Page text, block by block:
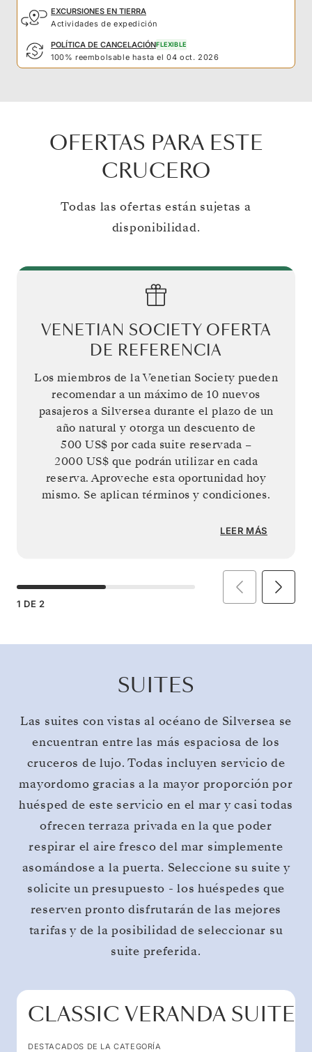
EXCURSIONES EN TIERRA
Actividades de expedición
POLÍTICA DE CANCELACIÓNFLEXIBLE
100% reembolsable hasta el 04 oct. 2026
OFERTAS PARA ESTE
CRUCERO
Todas las ofertas están sujetas a
disponibilidad.
VENETIAN SOCIETY OFERTA
DE REFERENCIA
Los miembros de la Venetian Society pueden
recomendar a un máximo de 10 nuevos
pasajeros a Silversea durante el plazo de un
año natural y otorga un descuento de
500 US$ por cada suite reservada –
2000 US$ que podrán utilizar en cada
reserva. Aproveche esta oportunidad hoy
mismo. Se aplican términos y condiciones.
LEER MÁS
1 DE 2
SUITES
Las suites con vistas al océano de Silversea se
encuentran entre las más espaciosa de los
cruceros de lujo. Todas incluyen servicio de
mayordomo gracias a la mayor proporción por
huésped de este servicio en el mar y casi todas
ofrecen terraza privada en la que poder
respirar el aire fresco del mar simplemente
asomándose a la puerta. Seleccione su suite y
solicite un presupuesto - los huéspedes que
reserven pronto disfrutarán de las mejores
tarifas y de la posibilidad de seleccionar su
suite preferida.
CLASSIC VERANDA SUITE
DESTACADOS DE LA CATEGORÍA